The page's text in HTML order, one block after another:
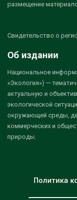
размещение
Свидетельство о
Об издании
Национальное
«Экология») —
актуальную и
экологической
окружающей среды,
коммерческих и
природы.
Политика